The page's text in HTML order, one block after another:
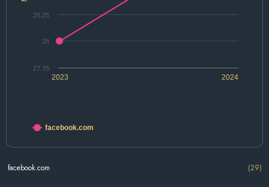
2023 2024
27.75
28
28.25
facebook.com
facebook.com (29)